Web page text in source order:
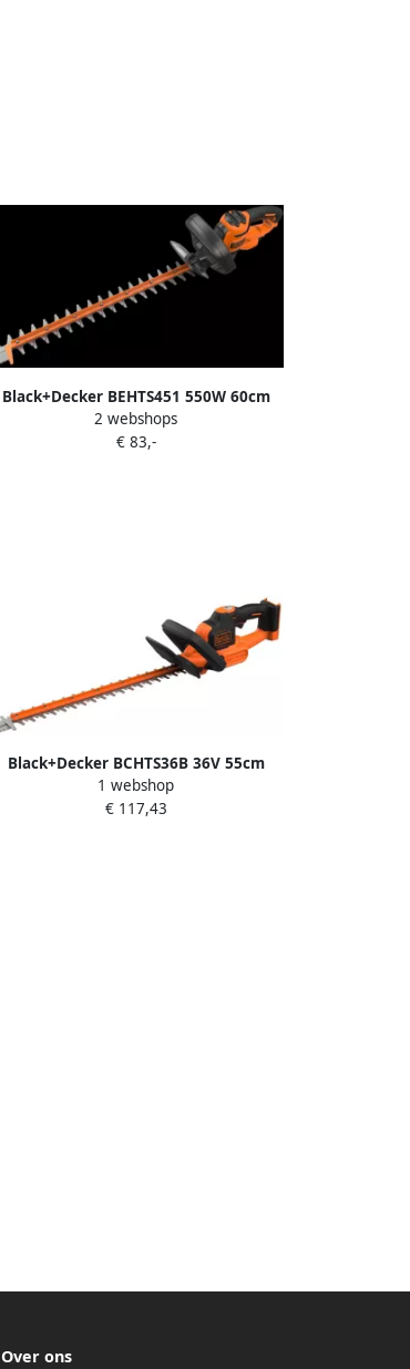
Black+Decker BEHTS451 550W 60cm
Heggenschaar met Sawblade
BEHTS451-QS
2 webshops
€ 83,-
Black+Decker BCHTS36B 36V 55cm
Heggenschaar SB | Zonder accu en
lader BCHTS36B-XJ
1 webshop
€ 117,43
Over ons